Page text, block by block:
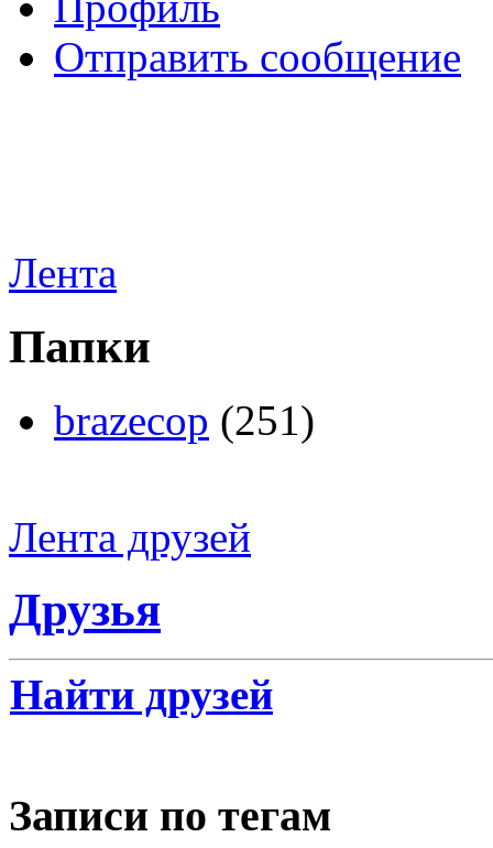
Отправить сообщение
Лента
Папки
brazecop (251)
Лента друзей
Друзья
Найти друзей
Записи по тегам